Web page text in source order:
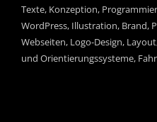
Texte, Konzeption,
WordPress, Illustration, Brand,
Webseiten, Logo-Design,
und Orientierungssysteme,